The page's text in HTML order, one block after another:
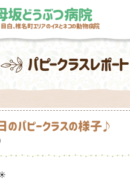
坂どうぶつ病院
白、椎名町エリアのイヌとネコの動物病院
パピークラスレポート
パピークラスの様子♪